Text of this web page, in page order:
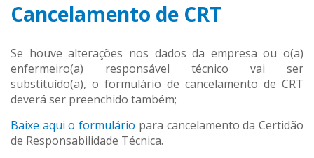
Cancelamento de CRT
Se houve alterações nos dados da empresa ou o(a)
enfermeiro(a) responsável técnico vai ser
substituído(a), o formulário de cancelamento de CRT
deverá ser preenchido também;
Baixe aqui o formulário para cancelamento da Certidão
de Responsabilidade Técnica.